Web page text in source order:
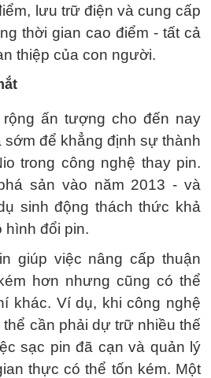
lưu trữ điện và cung cấp
thời gian cao điểm - tất cả
thiệp của con người.
ấn tượng cho đến nay
để khẳng định sự thành
trong công nghệ thay pin.
sản vào năm 2013 - và
sinh động thách thức khả
hình đổi pin.
giúp việc nâng cấp thuận
hơn nhưng cũng có thể
khác. Ví dụ, khi công nghệ
cần phải dự trữ nhiều thế
sạc pin đã cạn và quản lý
thực có thể tốn kém. Một